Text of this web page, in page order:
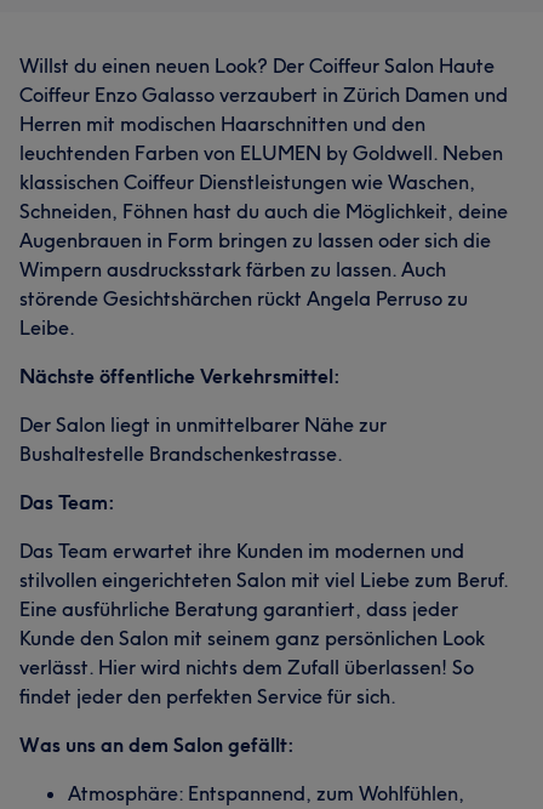
Welcome-Angebot: Als Kennenlern-Special erhältst du
50% Rabatt auf alle Haarschnitte und 30% Rabatt auf
deine Balayage-Veränderung. Perfekt, um mich und
meinen Stil auszuprobieren! Asia
Servizi
Viso Capelli Massaggio
innen nach außen strahlen können. Lassen Sie uns
gemeinsam Ihre individuelle Schönheit entdecken und
zum Strahlen bringen!
Servizi
Viso Capelli Massaggio
Willst du einen neuen Look? Der Coiffeur Salon Haute
Coiffeur Enzo Galasso verzaubert in Zürich Damen und
Herren mit modischen Haarschnitten und den
leuchtenden Farben von ELUMEN by Goldwell. Neben
klassischen Coiffeur Dienstleistungen wie Waschen,
Schneiden, Föhnen hast du auch die Möglichkeit, deine
Augenbrauen in Form bringen zu lassen oder sich die
Wimpern ausdrucksstark färben zu lassen. Auch
störende Gesichtshärchen rückt Angela Perruso zu
Leibe.
Nächste öffentliche Verkehrsmittel:
Der Salon liegt in unmittelbarer Nähe zur
Bushaltestelle Brandschenkestrasse.
Das Team:
Das Team erwartet ihre Kunden im modernen und
stilvollen eingerichteten Salon mit viel Liebe zum Beruf.
Eine ausführliche Beratung garantiert, dass jeder
Kunde den Salon mit seinem ganz persönlichen Look
verlässt. Hier wird nichts dem Zufall überlassen! So
findet jeder den perfekten Service für sich.
Was uns an dem Salon gefällt:
Atmosphäre: Entspannend, zum Wohlfühlen,